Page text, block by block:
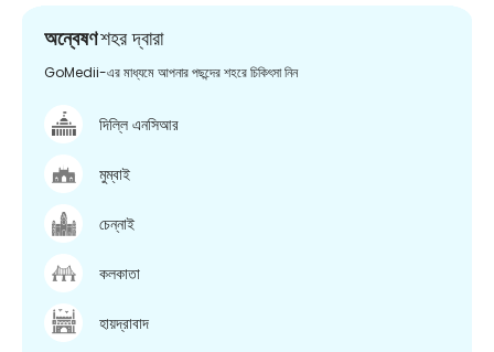
অন্বেষণশহর দ্বারা
GoMedii-এর মাধ্যমে আপনার পছন্দের শহরে চিকিৎসা নিন
দিল্লি এনসিআর
মুম্বাই
চেন্নাই
কলকাতা
হায়দ্রাবাদ